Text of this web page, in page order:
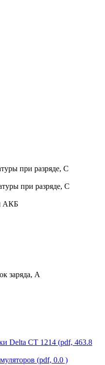
при разряде, С
при разряде, С
АКБ
заряда, А
Delta СТ 1214 (pdf, 463.8
(pdf, 0.0 )